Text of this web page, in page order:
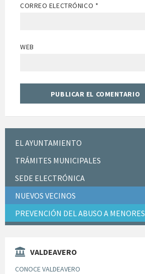
CORREO ELECTRÓNICO *
WEB
EL AYUNTAMIENTO
TRÁMITES MUNICIPALES
SEDE ELECTRÓNICA
NUEVOS VECINOS
PREVENCIÓN DEL ABUSO A MENORES
VALDEAVERO
CONOCE VALDEAVERO